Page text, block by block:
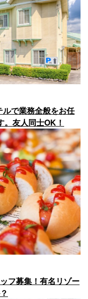
で業務全般をお任
友人同士OK！
フ募集！有名リゾー